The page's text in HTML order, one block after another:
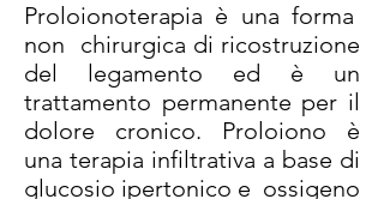
Proloionoterapia è una forma
non chirurgica di ricostruzione
del legamento ed è un
trattamento permanente per il
dolore cronico. Proloiono è
una terapia infiltrativa a base di
glucosio ipertonico e ossigeno